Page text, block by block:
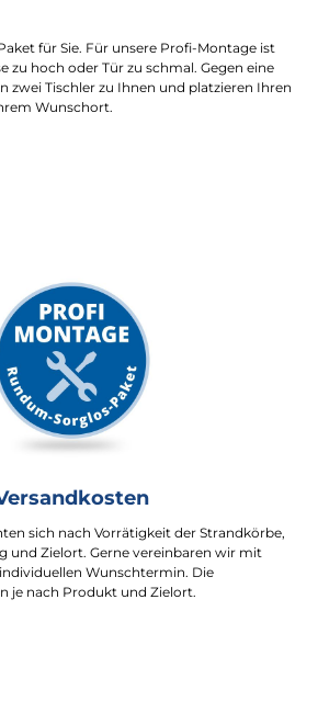
für Sie. Für unsere Profi-Montage ist
zu hoch oder Tür zu schmal. Gegen eine
zwei Tischler zu Ihnen und platzieren Ihren
Wunschort.
sich nach Vorrätigkeit der Strandkörbe,
und Zielort. Gerne vereinbaren wir mit
Wunschtermin. Die
je nach Produkt und Zielort.